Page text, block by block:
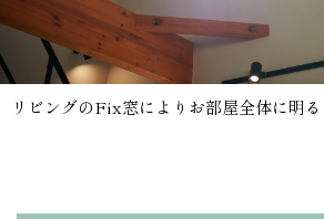
リビングのFix窓によりお部屋全体に明